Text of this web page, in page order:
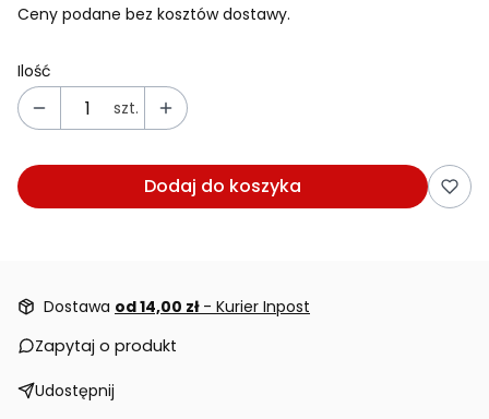
Ceny podane bez kosztów dostawy.
Ilość
szt.
Dodaj do koszyka
Dostawa od 14,00 zł - Kurier Inpost
Zapytaj o produkt
Udostępnij